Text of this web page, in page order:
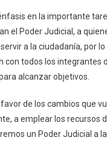
en la importante
el Poder Judicial, a
a la ciudadanía, por lo
con todos los integrantes
alcanzar objetivos.
de los cambios que
a emplear los recursos
un Poder Judicial a